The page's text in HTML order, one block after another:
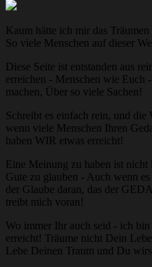
Kaum hätte ich mir das
So viele Menschen auf dieser
Diese Seite ist entstanden aus
erreichen - Menschen wie Euch
machen, Über so viele Sachen!
Schreibt es einfach rein, und
wenn viele Menschen Ihren
haben WIR etwas erreicht!
Eine Meinung zu haben ist
Gute zu glauben - Auch wenn
der Glaube daran, das der
treibt mich voran!
Wo immer Ihr auch seid - ich
erreicht! Träume nicht Dein
Lebe Deinen Traum und Du